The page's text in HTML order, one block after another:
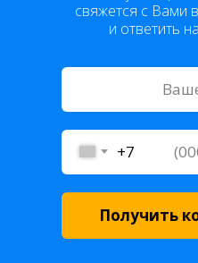
свяжется с Вами
и ответить
+7
Получить